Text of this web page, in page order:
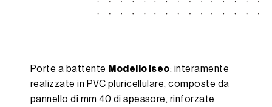
Porte a battente Modello Iseo: interamente
realizzate in PVC pluricellulare, composte da
pannello di mm 40 di spessore, rinforzate